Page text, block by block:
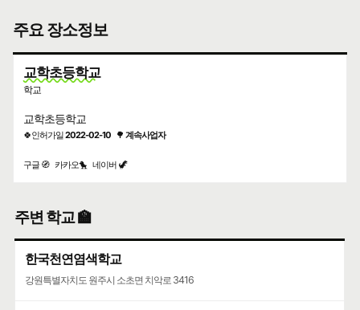
주요 장소정보
교학초등학교
학교
교학초등학교
🍀인허가일2022-02-10 🌳 계속사업자
구글 🧭 카카오🐤 네이버 🦖
주변 학교 🏫
한국천연염색학교
강원특별자치도 원주시 소초면 치악로 3416